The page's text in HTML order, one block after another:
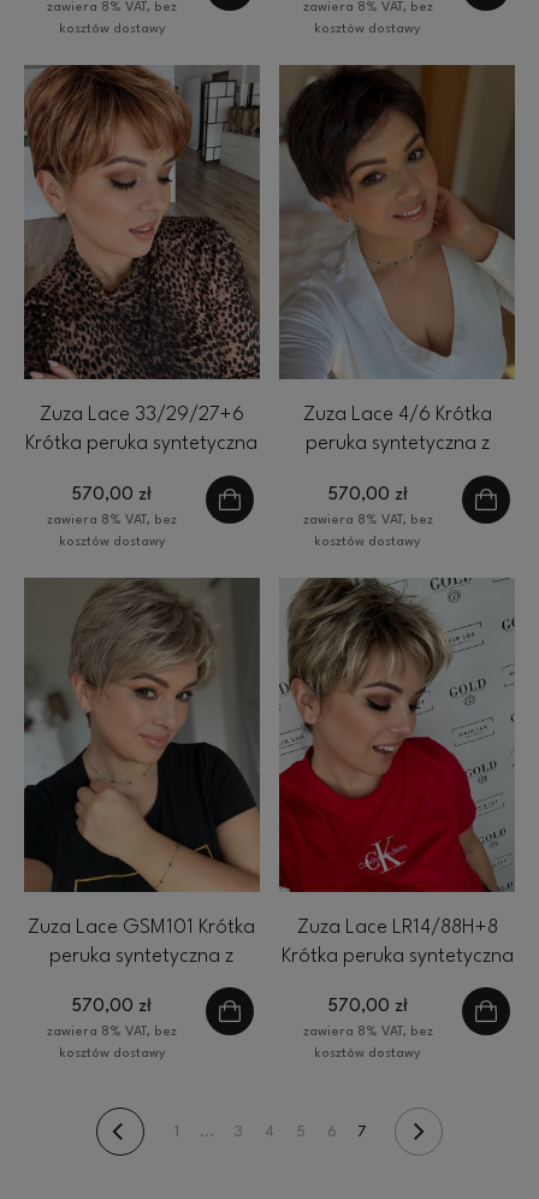
zawiera 8% VAT, bez
kosztów dostawy
zawiera 8% VAT, bez
kosztów dostawy
Zuza Lace 33/29/27+6
Krótka peruka syntetyczna
z grzywką Gisela Mayer
570,00 zł
zawiera 8% VAT, bez
kosztów dostawy
Zuza Lace 4/6 Krótka
peruka syntetyczna z
grzywką Gisela Mayer
570,00 zł
zawiera 8% VAT, bez
kosztów dostawy
Zuza Lace GSM101 Krótka
peruka syntetyczna z
grzywką Gisela Mayer
570,00 zł
zawiera 8% VAT, bez
kosztów dostawy
Zuza Lace LR14/88H+8
Krótka peruka syntetyczna
z grzywką Gisela Mayer
570,00 zł
zawiera 8% VAT, bez
kosztów dostawy
1 ... 3 4 5 6 7